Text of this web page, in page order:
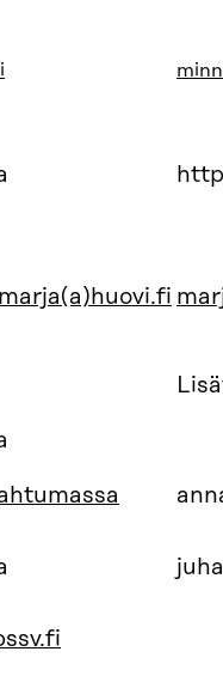
marja(a)huovi.fi